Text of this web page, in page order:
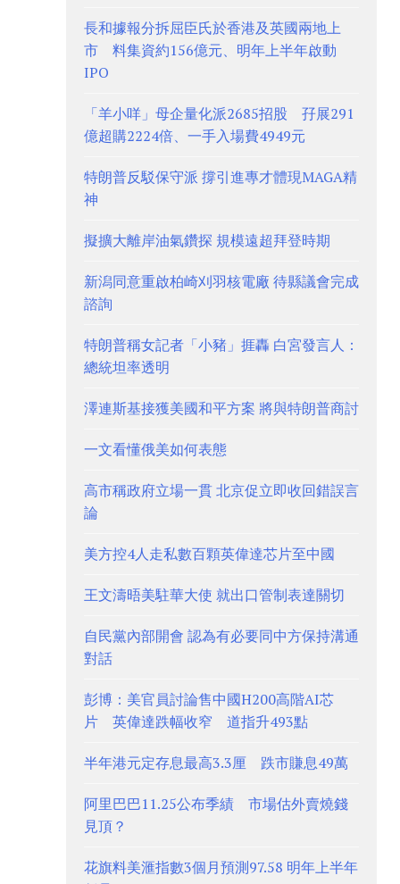
長和據報分拆屈臣氏於香港及英國兩地上
市 料集資約156億元、明年上半年啟動
IPO
「羊小咩」母企量化派2685招股 孖展291
億超購2224倍、一手入場費4949元
特朗普反駁保守派 撐引進專才體現MAGA精
神
擬擴大離岸油氣鑽探 規模遠超拜登時期
新潟同意重啟柏崎刈羽核電廠 待縣議會完成
諮詢
特朗普稱女記者「小豬」捱轟 白宮發言人：
總統坦率透明
澤連斯基接獲美國和平方案 將與特朗普商討
一文看懂俄美如何表態
高市稱政府立場一貫 北京促立即收回錯誤言
論
美方控4人走私數百顆英偉達芯片至中國
王文濤晤美駐華大使 就出口管制表達關切
自民黨內部開會 認為有必要同中方保持溝通
對話
彭博：美官員討論售中國H200高階AI芯
片 英偉達跌幅收窄 道指升493點
半年港元定存息最高3.3厘 跌市賺息49萬
阿里巴巴11.25公布季績 市場估外賣燒錢
見頂？
花旗料美滙指數3個月預測97.58 明年上半年